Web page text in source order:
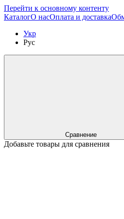
Перейти к основному контенту
КаталогО насОплата и доставка
Укр
Рус
Сравнение
Добавьте товары для сравнения